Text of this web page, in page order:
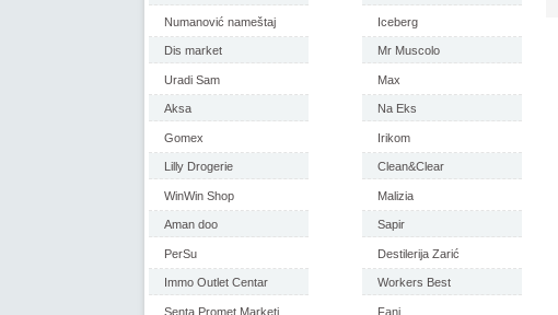
Numanović nameštaj
Dis market
Uradi Sam
Aksa
Gomex
Lilly Drogerie
WinWin Shop
Aman doo
PerSu
Immo Outlet Centar
Senta Promet Marketi
Iceberg
Mr Muscolo
Max
Na Eks
Irikom
Clean&Clear
Malizia
Sapir
Destilerija Zarić
Workers Best
Fani